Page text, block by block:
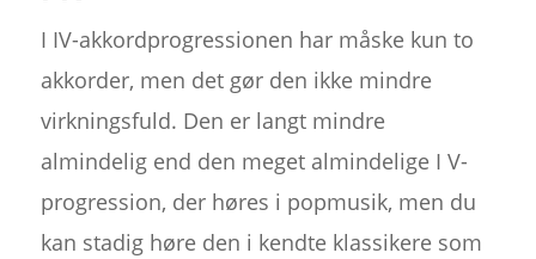
I IV-akkordprogressionen har måske kun to
akkorder, men det gør den ikke mindre
virkningsfuld. Den er langt mindre
almindelig end den meget almindelige I V-
progression, der høres i popmusik, men du
kan stadig høre den i kendte klassikere som